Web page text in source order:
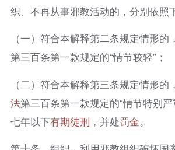
织、不再从事邪教活动的，分别依照
（一）符合本解释第二条规定情形的
第三百条第一款规定的“情节较轻”；
（二）符合本解释第三条规定情形的
法第三百条第一款规定的“情节特别
七年以下有期徒刑 ，并处罚金。